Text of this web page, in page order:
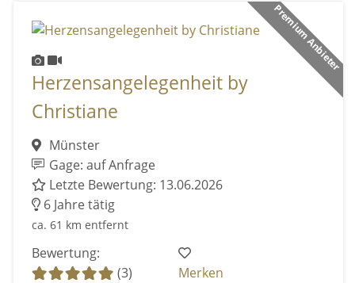
Premium Anbieter
Herzensangelegenheit by
Christiane
Münster
Gage: auf Anfrage
Letzte Bewertung: 13.06.2026
6 Jahre tätig
ca. 61 km entfernt
Bewertung:
(3)
Merken